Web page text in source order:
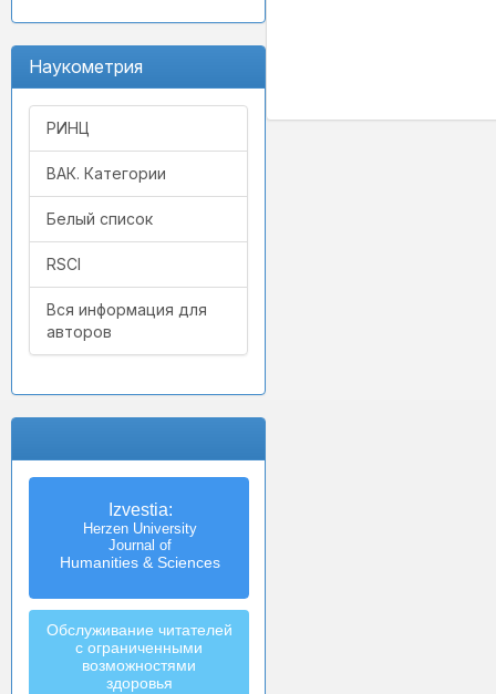
Наукометрия
РИНЦ
ВАК. Категории
Белый список
RSCI
Вся информация для
авторов
Izvestia:
Herzen University
Journal of
Humanities & Sciences
Обслуживание читателей
с ограниченными
возможностями
здоровья